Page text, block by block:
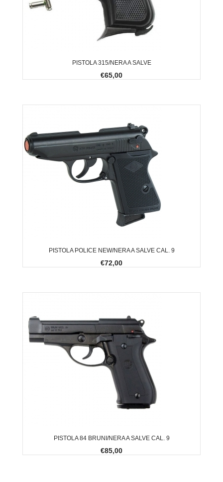
PISTOLA 315/NERA A SALVE
€65,00
PISTOLA POLICE NEW/NERA A SALVE CAL. 9
€72,00
PISTOLA 84 BRUNI/NERA A SALVE CAL. 9
€85,00